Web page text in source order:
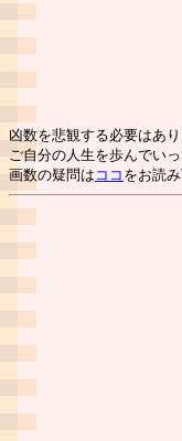
凶数を悲観する必要はあ
ご自分の人生を歩んでいっ
画数の疑問は ココ をお読み